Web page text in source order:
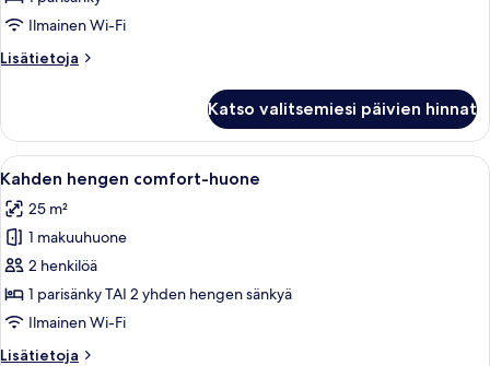
huoneIlmainen Wi-Fi
Lisätietoja
Lisätietoja
classic-
huone
Katso valitsemiesi päivien hinnat
Avaa
kaikki
huonetyypin
Kahden
hengen
comfort-
huone
Ylelliset vuodevaatteet, minibaari,
5
Kahden hengen comfort-huone
25 m²
1 makuuhuone
2 henkilöä
1 parisänky TAI 2 yhden hengen sänkyä
Ilmainen Wi-Fi
Lisätietoja
Lisätietoja